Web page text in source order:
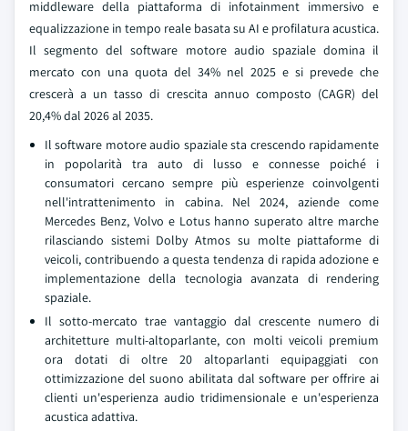
middleware della piattaforma di infotainment immersivo e
equalizzazione in tempo reale basata su AI e profilatura acustica.
Il segmento del software motore audio spaziale domina il
mercato con una quota del 34% nel 2025 e si prevede che
crescerà a un tasso di crescita annuo composto (CAGR) del
20,4% dal 2026 al 2035.
Il software motore audio spaziale sta crescendo rapidamente
in popolarità tra auto di lusso e connesse poiché i
consumatori cercano sempre più esperienze coinvolgenti
nell'intrattenimento in cabina. Nel 2024, aziende come
Mercedes Benz, Volvo e Lotus hanno superato altre marche
rilasciando sistemi Dolby Atmos su molte piattaforme di
veicoli, contribuendo a questa tendenza di rapida adozione e
implementazione della tecnologia avanzata di rendering
spaziale.
Il sotto-mercato trae vantaggio dal crescente numero di
architetture multi-altoparlante, con molti veicoli premium
ora dotati di oltre 20 altoparlanti equipaggiati con
ottimizzazione del suono abilitata dal software per offrire ai
clienti un'esperienza audio tridimensionale e un'esperienza
acustica adattiva.